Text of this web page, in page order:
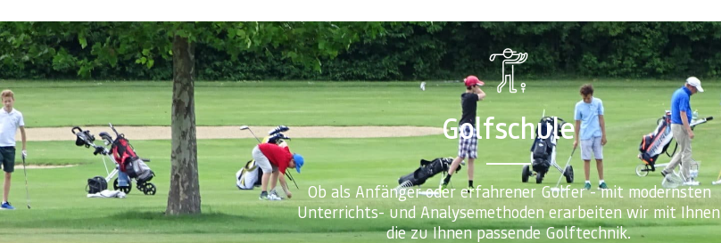
Golfschule
Ob als Anfänger oder erfahrener Golfer - mit modernsten
Unterrichts- und Analysemethoden erarbeiten wir mit Ihnen
die zu Ihnen passende Golftechnik.